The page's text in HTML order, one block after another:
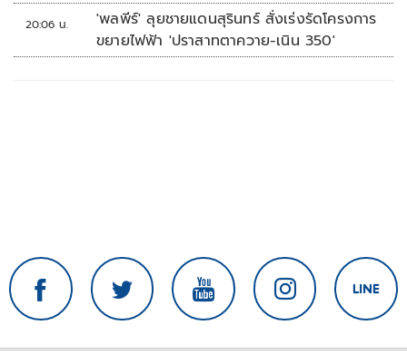
20:06 น.
'พลพีร์' ลุยชายแดนสุรินทร์ สั่งเร่งรัดโครงการ
ขยายไฟฟ้า 'ปราสาทตาควาย-เนิน 350'